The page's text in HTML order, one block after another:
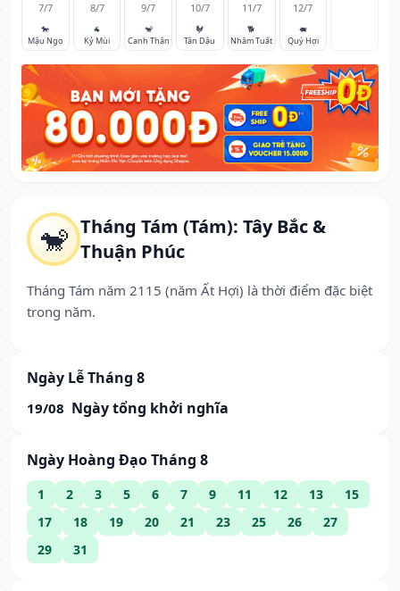
🐒 Tháng Tám (Tám): Tây Bắc &
Thuận Phúc
Tháng Tám năm 2115 (năm Ất Hợi) là thời điểm đặc biệt
trong năm.
Ngày Lễ Tháng 8
19/08 Ngày tổng khởi nghĩa
Ngày Hoàng Đạo Tháng 8
1 2 3 5 6 7 9 11 12 13
15
17
18 19 20 21 23 25 26
27
29
31
7/7
🐎
Mậu Ngọ
8/7
🐐
Kỷ Mùi
9/7
🐒
Canh Thân
10/7
🐓
Tân Dậu
11/7
🐕
Nhâm Tuất
12/7
🐖
Quý Hợi